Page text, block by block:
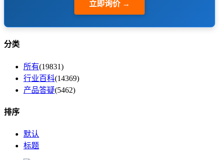
立即询价 →
分类
所有(19831)
行业百科(14369)
产品答疑(5462)
排序
默认
标题